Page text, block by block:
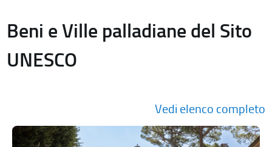
Beni e Ville palladiane del Sito
UNESCO
Vedi elenco completo